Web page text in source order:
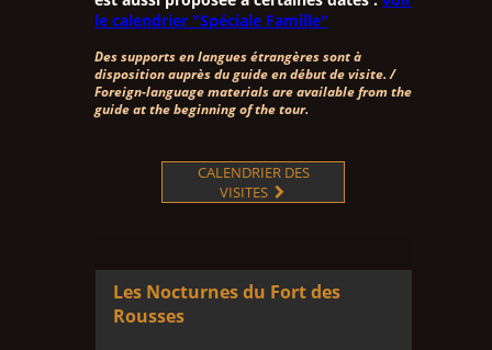
le calendrier "Spéciale Famille"
Des supports en langues étrangères sont à
disposition auprès du guide en début de visite. /
Foreign-language materials are available from the
guide at the beginning of the tour.
CALENDRIER DES
VISITES 
Les Nocturnes du Fort des
Rousses